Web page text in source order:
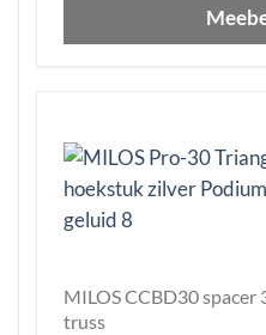
MILOS CCBD30 spacer
truss